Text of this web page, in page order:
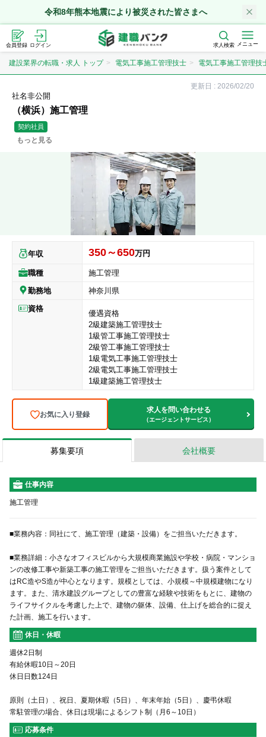
令和8年熊本地震により被災された皆さまへ
会員登録 ログイン 求人検索 メニュー
建設業界の転職・求人 トップ 電気工事施工管理技士 電気工事施工管理技
更新日 : 2026/02/20
社名非公開
（横浜）施工管理
契約社員
もっと見る
年収 350～650万円
職種
施工管理
勤務地
神奈川県
資格
優遇資格
2級建築施工管理技士
1級管工事施工管理技士
2級管工事施工管理技士
1級電気工事施工管理技士
2級電気工事施工管理技士
1級建築施工管理技士
お気に入り登録
求人を問い合わせる
（エージェントサービス）
募集要項 会社概要
仕事内容
施工管理
■業務内容：同社にて、施工管理（建築・設備）をご担当いただきます。
■業務詳細：小さなオフィスビルから大規模商業施設や学校・病院・マンショ
ンの改修工事や新築工事の施工管理をご担当いただきます。扱う案件として
はRC造やS造が中心となります。規模としては、小規模～中規模建物になり
ます。また、清水建設グループとしての豊富な経験や技術をもとに、建物の
ライフサイクルを考慮した上で、建物の躯体、設備、仕上げを総合的に捉え
た計画、施工を行います。
休日・休暇
週休2日制
有給休暇10日～20日
休日日数124日
原則（土日）、祝日、夏期休暇（5日）、年末年始（5日）、慶弔休暇
常駐管理の場合、休日は現場によるシフト制（月6～10日）
応募条件